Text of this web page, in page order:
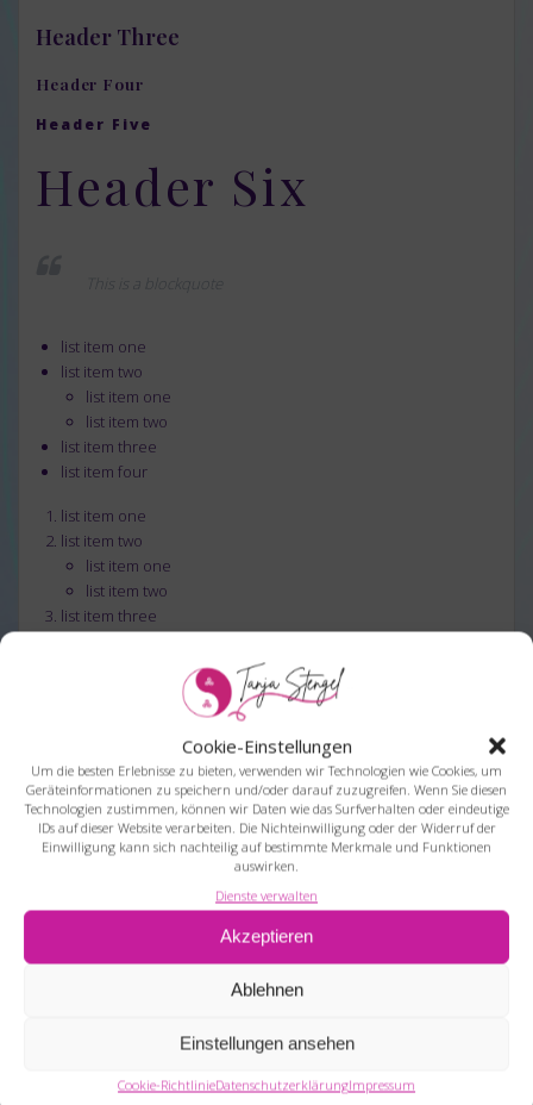
Cookie-Einstellungen
Um die besten Erlebnisse zu bieten, verwenden wir Technologien wie Cookies, um
Geräteinformationen zu speichern und/oder darauf zuzugreifen. Wenn Sie diesen
Technologien zustimmen, können wir Daten wie das Surfverhalten oder eindeutige
IDs auf dieser Website verarbeiten. Die Nichteinwilligung oder der Widerruf der
Einwilligung kann sich nachteilig auf bestimmte Merkmale und Funktionen
auswirken.
Dienste verwalten
Akzeptieren
Ablehnen
Einstellungen ansehen
Cookie-RichtlinieDatenschutzerklärungImpressum
Header Three
Header Four
Header Five
Header Six
This is a blockquote
list item one
list item two
list item one
list item two
list item three
list item four
list item one
list item two
list item one
list item two
list item three
This is an example of alink.
Beitragsnavigation
Previous: Previous
post:
Title of the post Next: Next
post:
Title of the post
Schreibe einen Kommentar
Deine E-Mail-Adresse wird nicht veröffentlicht.